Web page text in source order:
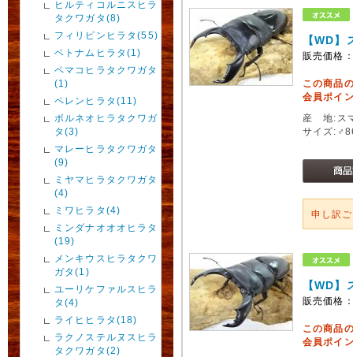
ヒルティコルニスヒラ
タクワガタ(8)
フィリピンヒラタ(55)
ベトナムヒラタ(1)
ペマコヒラタクワガタ
(1)
ペレンヒラタ(11)
ボルネオヒラタクワガ
タ(3)
マレーヒラタクワガタ
(9)
ミヤマヒラタクワガタ
(4)
ミワヒラタ(4)
ミンダナオオオヒラタ
(19)
メンキウスヒラタクワ
ガタ(1)
ユーリケファルスヒラ
タ(4)
ライヒヒラタ(18)
ラクノステルヌスヒラ
タクワガタ(2)
【WD
販売価格
この商品
会員ポイ
産 地:ス
サイズ
申し訳
【WD
販売価格
この商品
会員ポイ